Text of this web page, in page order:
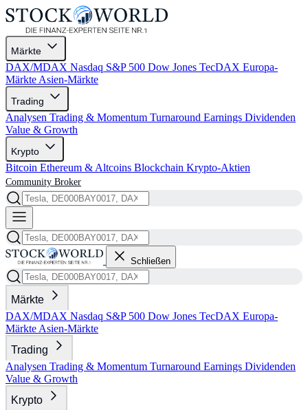
Märkte
DAX/MDAX Nasdaq S&P 500 Dow Jones TecDAX Europa-
Märkte Asien-Märkte
Trading
Analysen Trading & Momentum Turnaround Earnings Dividenden
Value & Growth
Krypto
Bitcoin Ethereum & Altcoins Blockchain Krypto-Aktien
Community Broker
Schließen
Märkte
DAX/MDAX Nasdaq S&P 500 Dow Jones TecDAX Europa-
Märkte Asien-Märkte
Trading
Analysen Trading & Momentum Turnaround Earnings Dividenden
Value & Growth
Krypto